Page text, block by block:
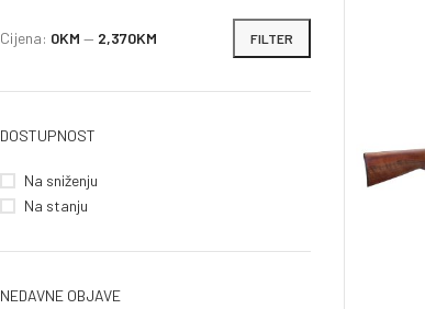
Zračno oružje
FILTER
Cijena: 0KM — 2,370KM
DOSTUPNOST
Na sniženju
Na stanju
NEDAVNE OBJAVE